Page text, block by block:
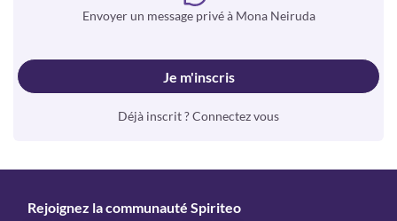
Envoyer un message privé à Mona Neiruda
Je m'inscris
Déjà inscrit ? Connectez vous
Rejoignez la communauté Spiriteo